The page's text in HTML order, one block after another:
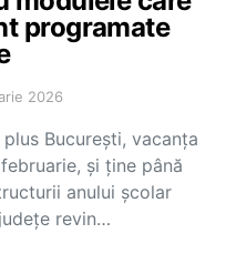
programate
2026
București, vacanța
și ține până
anului școlar
revin…